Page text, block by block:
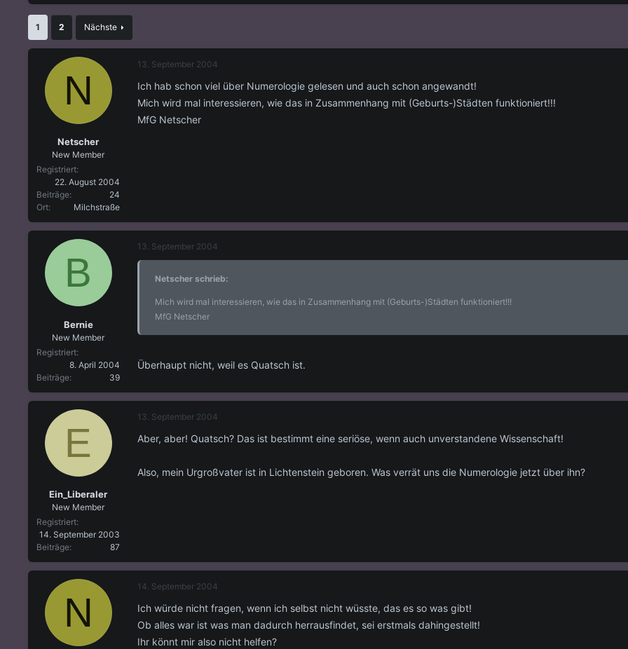
s
e
s
e
t
1 2 Nächste
N
Netscher
New Member
Registriert
22. August 2004
Beiträge
24
Ort
Milchstraße
13. September 2004
Ich hab schon viel über Numerologie gelesen und auch schon angewandt!
Mich wird mal interessieren, wie das in Zusammenhang mit (Geburts-)Städten funktioniert!!!
MfG Netscher
B
Bernie
New Member
Registriert
8. April 2004
Beiträge
39
13. September 2004
Netscher schrieb:
Mich wird mal interessieren, wie das in Zusammenhang mit (Geburts-)Städten funktioniert!!!
MfG Netscher
Überhaupt nicht, weil es Quatsch ist.
E
Ein_Liberaler
New Member
Registriert
14. September 2003
Beiträge
87
13. September 2004
Aber, aber! Quatsch? Das ist bestimmt eine seriöse, wenn auch unverstandene Wissenschaft!
Also, mein Urgroßvater ist in Lichtenstein geboren. Was verrät uns die Numerologie jetzt über ihn?
N
14. September 2004
Ich würde nicht fragen, wenn ich selbst nicht wüsste, das es so was gibt!
Ob alles war ist was man dadurch herrausfindet, sei erstmals dahingestellt!
Ihr könnt mir also nicht helfen?